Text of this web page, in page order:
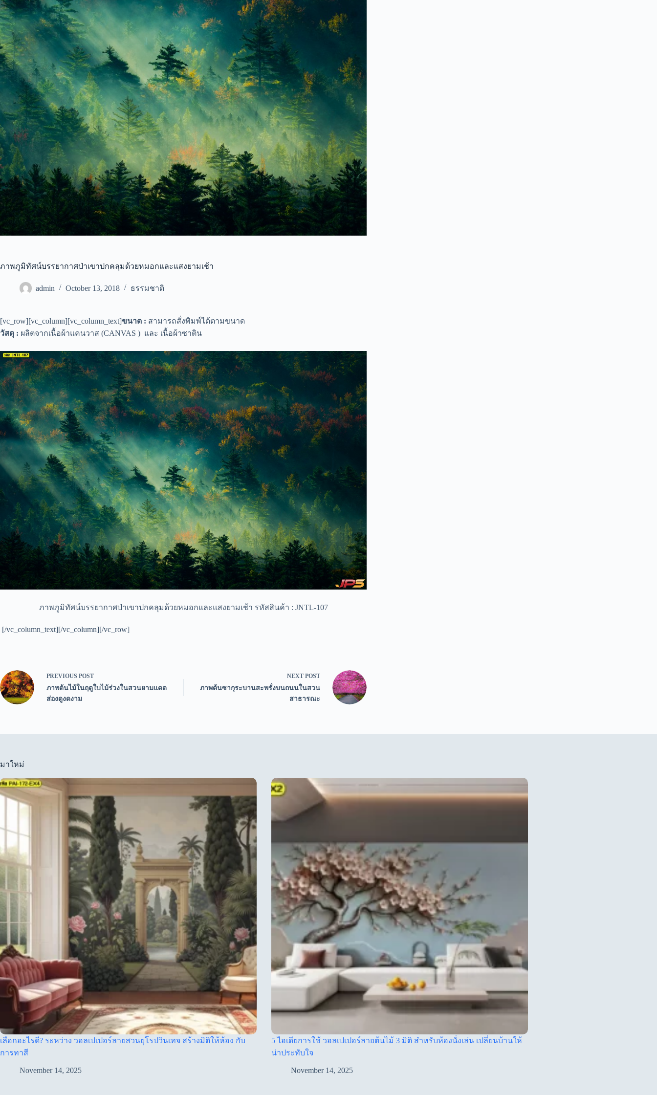
ภาพภูมิทัศน์บรรยากาศป่าเขาปกคลุมด้วยหมอกและแสงยามเช้า
admin October 13, 2018 ธรรมชาติ
[vc_row][vc_column][vc_column_text]ขนาด : สามารถสั่งพิมพ์ได้ตามขนาด
วัสดุ : ผลิตจากเนื้อผ้าแคนวาส (CANVAS ) และ เนื้อผ้าซาติน
ภาพภูมิทัศน์บรรยากาศป่าเขาปกคลุมด้วยหมอกและแสงยามเช้า รหัสสินค้า : JNTL-107
[/vc_column_text][/vc_column][/vc_row]
PREVIOUS POST
ภาพต้นไม้ในฤดูใบไม้ร่วงในสวนยามแดด
ส่องดูงดงาม
NEXT POST
ภาพต้นซากุระบานสะพรั่งบนถนนในสวน
สาธารณะ
มาใหม่
เลือกอะไรดี? ระหว่าง วอลเปเปอร์ลายสวนยุโรปวินเทจ สร้างมิติให้ห้อง กับ
การทาสี
November 14, 2025
5 ไอเดียการใช้ วอลเปเปอร์ลายต้นไม้ 3 มิติ สำหรับห้องนั่งเล่น เปลี่ยนบ้านให้
น่าประทับใจ
November 14, 2025